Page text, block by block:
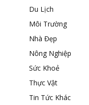
Du Lịch
Môi Trường
Nhà Đẹp
Nông Nghiệp
Sức Khoẻ
Thực Vật
Tin Tức Khác